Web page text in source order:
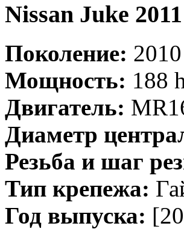
Nissan Juke
Поколение:
Мощность: 188
Двигатель:
Диаметр
Резьба и шаг
Тип крепежа:
Год выпуска: